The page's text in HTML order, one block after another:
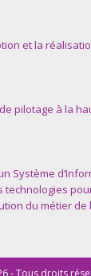
et la
pilotage à la
Système
technologies
du métier de
- Tous droits